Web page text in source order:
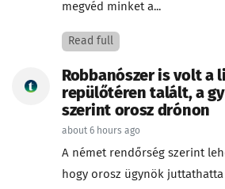
megvéd minket a...
Read full
Robbanószer is volt a
repülőtéren talált, a
szerint orosz drónon
about 6 hours ago
A német rendőrség szerint
hogy orosz ügynök juttathatta